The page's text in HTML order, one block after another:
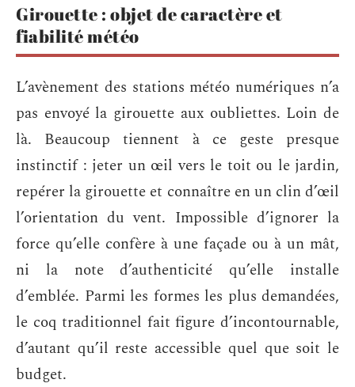
Girouette : objet de caractère et
fiabilité météo
L’avènement des stations météo numériques n’a
pas envoyé la girouette aux oubliettes. Loin de
là. Beaucoup tiennent à ce geste presque
instinctif : jeter un œil vers le toit ou le jardin,
repérer la girouette et connaître en un clin d’œil
l’orientation du vent. Impossible d’ignorer la
force qu’elle confère à une façade ou à un mât,
ni la note d’authenticité qu’elle installe
d’emblée. Parmi les formes les plus demandées,
le coq traditionnel fait figure d’incontournable,
d’autant qu’il reste accessible quel que soit le
budget.